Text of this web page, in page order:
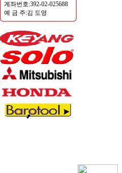
계좌번호:392-02-025688
예 금 주:김 도영